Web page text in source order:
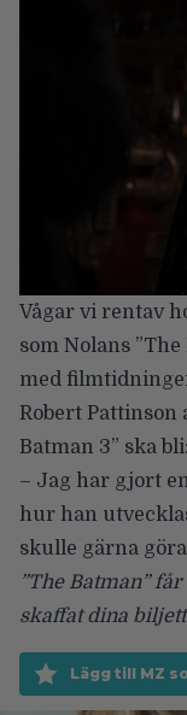
Vågar vi rentav
som Nolans
med
Robert Pattinson
Batman 3” ska bli:
– Jag har gjort
hur han
skulle gärna
”The Batman”
skaffat dina
Lägg till MZ